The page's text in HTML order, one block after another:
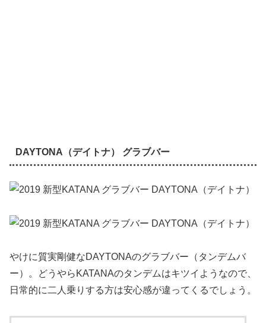
DAYTONA（デイトナ） グラブバー
やけに質実剛健なDAYTONAのグラブバー（タンデムバ
ー）。どうやらKATANAのタンデムはキツイようなので、
日常的に二人乗りする方は安心感が違ってくるでしょう。